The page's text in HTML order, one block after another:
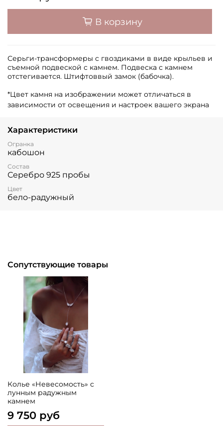
В корзину
Серьги-трансформеры с гвоздиками в виде крыльев и
съемной подвеской с камнем. Подвеска с камнем
отстегивается. Штифтоввый замок (бабочка).
*Цвет камня на изображении может отличаться в
зависимости от освещения и настроек вашего экрана
Характеристики
Огранка
кабошон
Состав
Серебро 925 пробы
Цвет
бело-радужный
Сопутствующие товары
Колье «Невесомость» с
лунным радужным
камнем
9 750 руб